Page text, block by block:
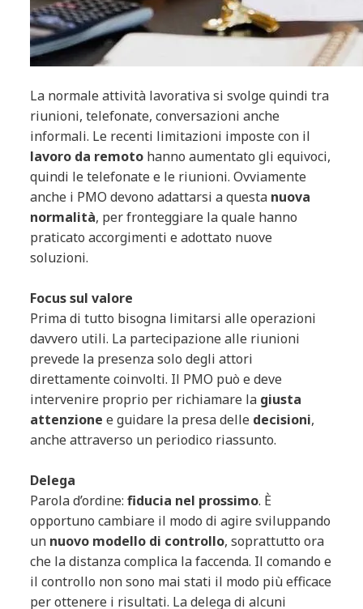
La normale attività lavorativa si svolge quindi tra
riunioni, telefonate, conversazioni anche
informali. Le recenti limitazioni imposte con il
lavoro da remoto hanno aumentato gli equivoci,
quindi le telefonate e le riunioni. Ovviamente
anche i PMO devono adattarsi a questa nuova
normalità, per fronteggiare la quale hanno
praticato accorgimenti e adottato nuove
soluzioni.
Focus sul valore
Prima di tutto bisogna limitarsi alle operazioni
davvero utili. La partecipazione alle riunioni
prevede la presenza solo degli attori
direttamente coinvolti. Il PMO può e deve
intervenire proprio per richiamare la giusta
attenzionee guidare la presa delle decisioni,
anche attraverso un periodico riassunto.
Delega
Parola d’ordine:fiducia nel prossimo. È
opportuno cambiare il modo di agire sviluppando
un nuovo modello di controllo, soprattutto ora
che la distanza complica la faccenda. Il comando e
il controllo non sono mai stati il modo più efficace
per ottenere i risultati. La delega di alcuni